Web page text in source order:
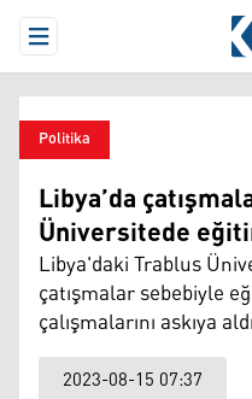
Open Menu
Politika
Libya’da
Üniversitede
Libya'daki Trablus
çatışmalar sebebiyle
çalışmalarını askıya
2023-08-15 07:37